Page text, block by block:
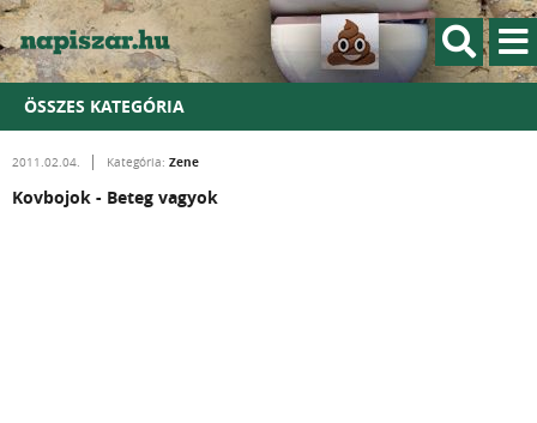
ÖSSZES KATEGÓRIA
2011.02.04. Kategória: Zene
Kovbojok - Beteg vagyok